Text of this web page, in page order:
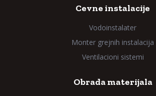
Cevne instalacije
Vodoinstalater
Monter grejnih instalacija
Ventilacioni sistemi
Obrada materijala